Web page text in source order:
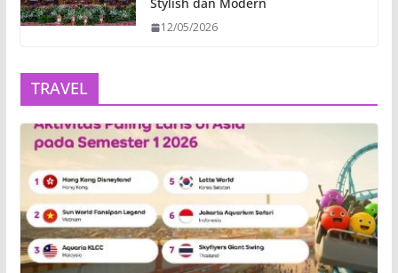
12/05/2026
TRAVEL